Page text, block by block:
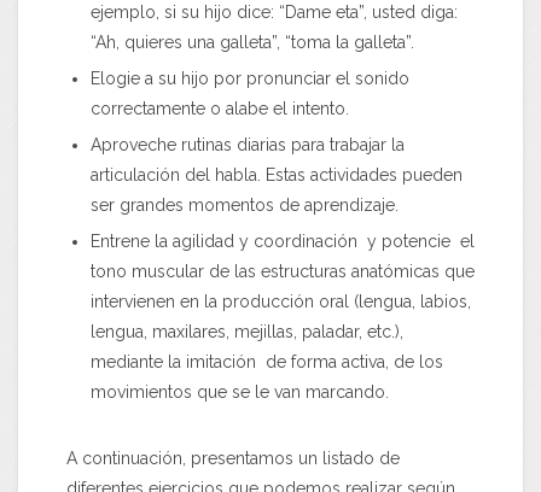
ejemplo, si su hijo dice: “Dame eta”, usted diga:
“Ah, quieres una galleta”, “toma la galleta”.
Elogie a su hijo por pronunciar el sonido
correctamente o alabe el intento.
Aproveche rutinas diarias para trabajar la
articulación del habla. Estas actividades pueden
ser grandes momentos de aprendizaje.
Entrene la agilidad y coordinación y potencie el
tono muscular de las estructuras anatómicas que
intervienen en la producción oral (lengua, labios,
lengua, maxilares, mejillas, paladar, etc.),
mediante la imitación de forma activa, de los
movimientos que se le van marcando.
A continuación, presentamos un listado de